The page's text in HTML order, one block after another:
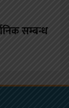
सम्बन्ध